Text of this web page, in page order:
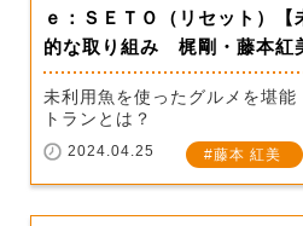
ｅ：ＳＥＴＯ（リセット）【
的な取り組み 梶剛・藤本紅
未利用魚を使ったグルメを堪能
トランとは？
2024.04.25 藤本 紅美